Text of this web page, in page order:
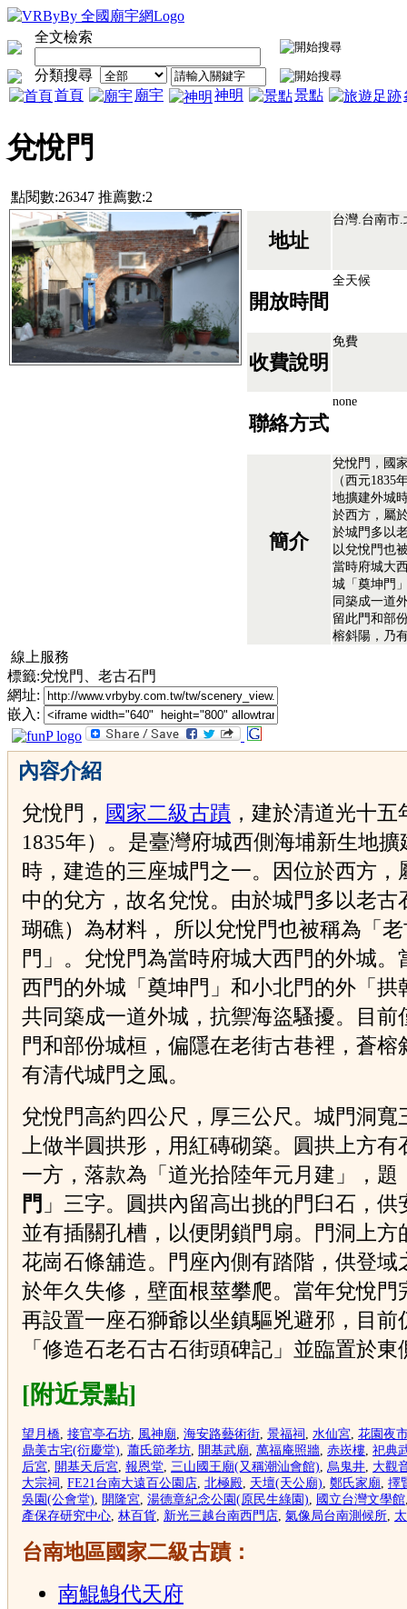
全文檢索
分類搜尋
首頁
廟宇 神明 景點
兌悅門
點閱數:26347 推薦數:2
地址
台灣.台南市
開放時間
全天候
收費說明
免費
聯絡方式
none
簡介
兌悅門，國
（西元
地擴建外城
於西方，屬
於城門多以
以兌悅門也
當時府城大
城「奠坤門
同築成一道
留此門和部
榕斜陽，乃
線上服務
標籤:兌悅門、老古石門
網址:
嵌入:
內容介紹
兌悅門， 國家二級古蹟 ，建於清道光十五
1835年）。是臺灣府城西側海埔新生地擴
時，建造的三座城門之一。因位於西方，
中的兌方，故名兌悅。由於城門多以老古
瑚礁）為材料， 所以兌悅門也被稱為「
門」。兌悅門為當時府城大西門的外城。
西門的外城「奠坤門」和小北門的外「拱
共同築成一道外城，抗禦海盜騷擾。目前
門和部份城桓，偏隱在老街古巷裡，蒼榕
有清代城門之風。
兌悅門高約四公尺，厚三公尺。城門洞寬
上做半圓拱形，用紅磚砌築。圓拱上方有
一方，落款為「道光拾陸年元月建」，題
門 」三字。圓拱內留高出挑的門臼石，供
並有插關孔槽，以便閉鎖門扇。門洞上方
花崗石條舖造。門座內側有踏階，供登域
於年久失修，壁面根莖攀爬。當年兌悅門
再設置一座石獅爺以坐鎮驅兇避邪，目前
「修造石老石古石街頭碑記」並臨置於東
[附近景點]
望月橋 接官亭石坊 風神廟 海安路藝術街 景福祠 水仙宮 花園夜
鼎美古宅(衍慶堂) 蕭氏節孝坊 開基武廟 萬福庵照牆 赤崁樓 祀典
后宮 開基天后宮 報恩堂 三山國王廟(又稱潮汕會館) 烏鬼井 大觀
大宗祠
FE21台南大遠百公園店 北極殿 天壇(天公廟) 鄭氏家廟 擇
吳園(公會堂)
開隆宮 湯德章紀念公園(原民生綠園) 國立台灣文學館
產保存研究中心 林百貨 新光三越台南西門店 氣像局台南測候所
台南地區國家二級古蹟：
南鯤鯓代天府